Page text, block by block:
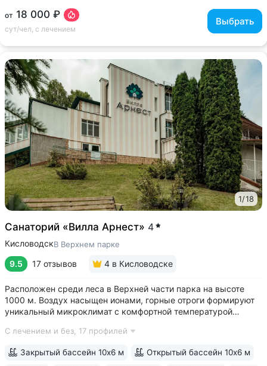
от 18 000 ₽
сут/чел, с лечением
Выбрать
1/18
Санаторий «Вилла Арнест» 4
КисловодскВ Верхнем парке
9.5 17 отзывов 4 в Кисловодске
Расположен среди леса в Верхней части парка на высоте
1000 м. Воздух насыщен ионами, горные отроги формируют
уникальный микроклимат с комфортной температурой
№ 2Б Кисловодского парка • Один из лучших вариантов для
С лечением и без, 17 профилей
Закрытый бассейн 10х6 м Открытый бассейн 10х6 м